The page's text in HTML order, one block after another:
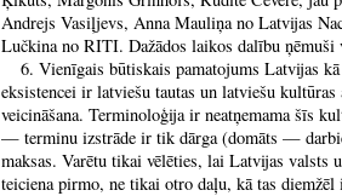
Andrejs Vasiļjevs, Anna Mauliņa no Latvijas
Lučkina no RITI. Dažādos laikos dalību
6. Vienīgais būtiskais pamatojums Latvijas
eksistencei ir latviešu tautas un latviešu
veicināšana. Terminoloģija ir neatņemama šīs
— terminu izstrāde ir tik dārga (domāts —
maksas. Varētu tikai vēlēties, lai Latvijas valsts
teiciena pirmo, ne tikai otro daļu, kā tas